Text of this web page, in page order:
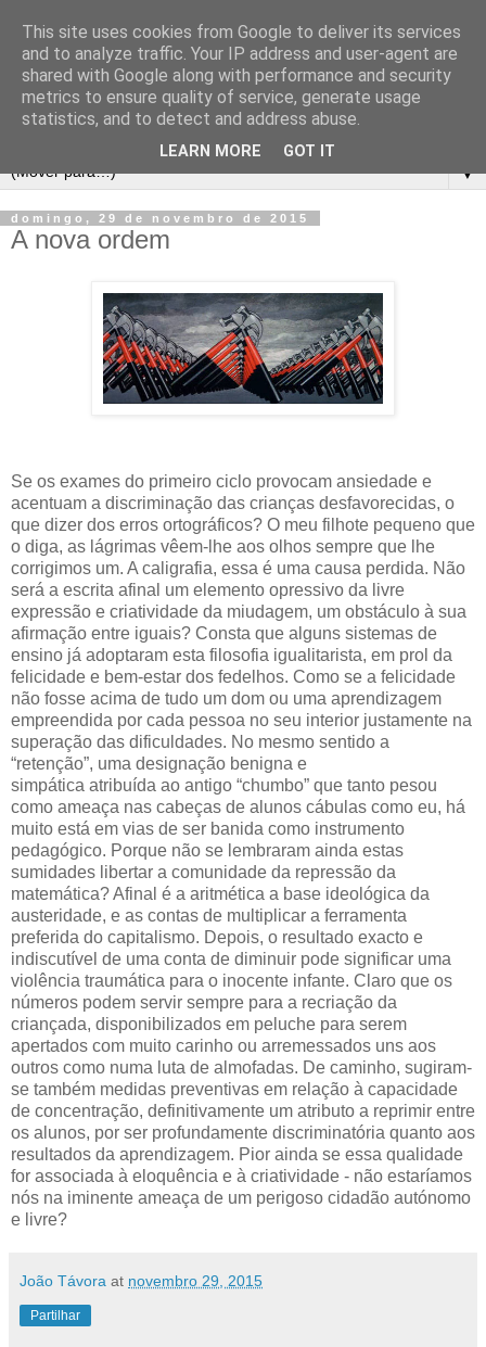
▼
domingo, 29 de novembro de 2015
A nova ordem
Se os exames do primeiro ciclo provocam ansiedade e
acentuam a discriminação das crianças desfavorecidas, o
que dizer dos erros ortográficos? O meu filhote pequeno que
o diga, as lágrimas vêem-lhe aos olhos sempre que lhe
corrigimos um. A caligrafia, essa é uma causa perdida. Não
será a escrita afinal um elemento opressivo da livre
expressão e criatividade da miudagem, um obstáculo à sua
afirmação entre iguais? Consta que alguns sistemas de
ensino já adoptaram esta filosofia igualitarista, em prol da
felicidade e bem-estar dos fedelhos. Como se a felicidade
não fosse acima de tudo um dom ou uma aprendizagem
empreendida por cada pessoa no seu interior justamente na
superação das dificuldades. No mesmo sentido a
“retenção”, uma designação benigna e
simpática atribuída ao antigo “chumbo” que tanto pesou
como ameaça nas cabeças de alunos cábulas como eu, há
muito está em vias de ser banida como instrumento
pedagógico. Porque não se lembraram ainda estas
sumidades libertar a comunidade da repressão da
matemática? Afinal é a aritmética a base ideológica da
austeridade, e as contas de multiplicar a ferramenta
preferida do capitalismo. Depois, o resultado exacto e
indiscutível de uma conta de diminuir pode significar uma
violência traumática para o inocente infante. Claro que os
números podem servir sempre para a recriação da
criançada, disponibilizados em peluche para serem
apertados com muito carinho ou arremessados uns aos
outros como numa luta de almofadas. De caminho, sugiram-
se também medidas preventivas em relação à capacidade
de concentração, definitivamente um atributo a reprimir entre
os alunos, por ser profundamente discriminatória quanto aos
resultados da aprendizagem. Pior ainda se essa qualidade
for associada à eloquência e à criatividade - não estaríamos
nós na iminente ameaça de um perigoso cidadão autónomo
e livre?
João Távora at novembro 29, 2015
Partilhar
This site uses cookies from Google to deliver its services
and to analyze traffic. Your IP address and user-agent are
shared with Google along with performance and security
metrics to ensure quality of service, generate usage
statistics, and to detect and address abuse.
LEARN MORE GOT IT